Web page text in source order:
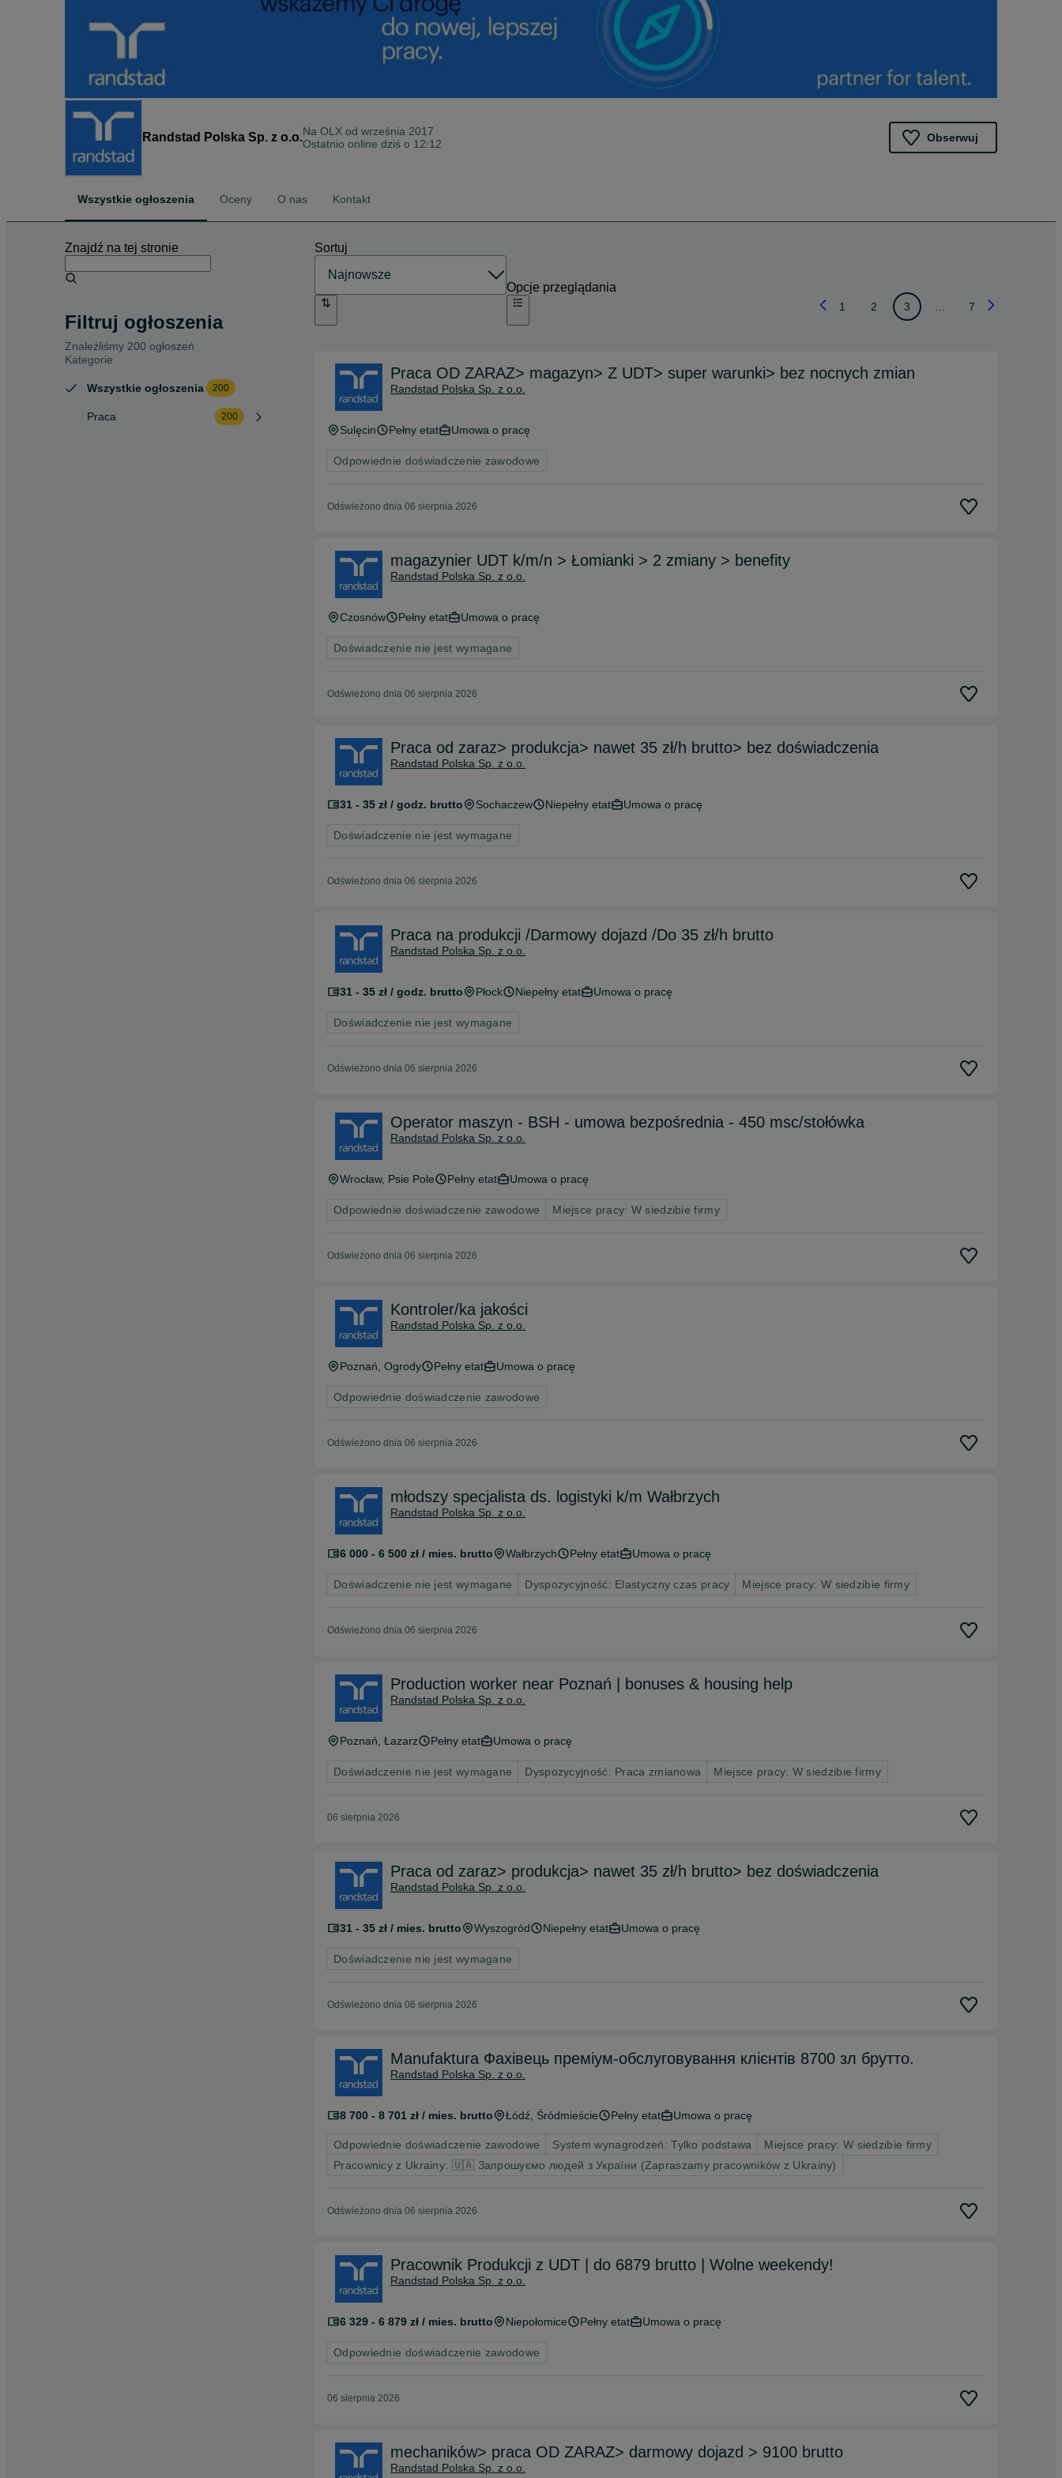
Randstad Polska Sp. z o.o.Na OLX od września 2017
Ostatnio online dziś o 12:12
Obserwuj
Wszystkie ogłoszenia Oceny O nas Kontakt
Znajdź na tej stronie
Filtruj ogłoszenia
Znaleźliśmy 200 ogłoszeń
Kategorie
Wszystkie ogłoszenia 200
Praca 200
Sortuj
Opcje przeglądania
1 2 3 7
Praca OD ZARAZ> magazyn> Z UDT> super warunki> bez nocnych zmian
Randstad Polska Sp. z o.o.
Sulęcin Pełny etat Umowa o pracę
Odpowiednie doświadczenie zawodowe
Odświeżono dnia 06 sierpnia 2026
magazynier UDT k/m/n > Łomianki > 2 zmiany > benefity
Randstad Polska Sp. z o.o.
Czosnów Pełny etat Umowa o pracę
Doświadczenie nie jest wymagane
Odświeżono dnia 06 sierpnia 2026
Praca od zaraz> produkcja> nawet 35 zł/h brutto> bez doświadczenia
Randstad Polska Sp. z o.o.
31 - 35 zł / godz. brutto Sochaczew Niepełny etat Umowa o pracę
Doświadczenie nie jest wymagane
Odświeżono dnia 06 sierpnia 2026
Praca na produkcji /Darmowy dojazd /Do 35 zł/h brutto
Randstad Polska Sp. z o.o.
31 - 35 zł / godz. brutto Płock Niepełny etat Umowa o pracę
Doświadczenie nie jest wymagane
Odświeżono dnia 06 sierpnia 2026
Operator maszyn - BSH - umowa bezpośrednia - 450 msc/stołówka
Randstad Polska Sp. z o.o.
Wrocław, Psie Pole Pełny etat Umowa o pracę
Odpowiednie doświadczenie zawodowe Miejsce pracy: W siedzibie firmy
Odświeżono dnia 06 sierpnia 2026
Kontroler/ka jakości
Randstad Polska Sp. z o.o.
Poznań , Ogrody Pełny etat Umowa o pracę
Odpowiednie doświadczenie zawodowe
Odświeżono dnia 06 sierpnia 2026
młodszy specjalista ds. logistyki k/m Wałbrzych
Randstad Polska Sp. z o.o.
6 000 - 6 500 zł / mies. brutto Wałbrzych Pełny etat Umowa o pracę
Doświadczenie nie jest wymagane Dyspozycyjność: Elastyczny czas pracy Miejsce pracy: W siedzibie firmy
Odświeżono dnia 06 sierpnia 2026
Production worker near Poznań | bonuses & housing help
Randstad Polska Sp. z o.o.
Poznań , Łazarz Pełny etat Umowa o pracę
Doświadczenie nie jest wymagane Dyspozycyjność: Praca zmianowa Miejsce pracy: W siedzibie firmy
06 sierpnia 2026
Praca od zaraz> produkcja> nawet 35 zł/h brutto> bez doświadczenia
Randstad Polska Sp. z o.o.
31 - 35 zł / mies. brutto Wyszogród Niepełny etat Umowa o pracę
Doświadczenie nie jest wymagane
Odświeżono dnia 06 sierpnia 2026
Manufaktura Фахівець преміум-обслуговування клієнтів 8700 зл брутто.
Randstad Polska Sp. z o.o.
8 700 - 8 701 zł / mies. brutto Łódź , Śródmieście Pełny etat Umowa o pracę
Odpowiednie doświadczenie zawodowe System wynagrodzeń: Tylko podstawa
Miejsce pracy: W siedzibie firmy
Pracownicy z Ukrainy: 🇺🇦 Запрошуємо людей з України (Zapraszamy pracowników z Ukrainy)
Odświeżono dnia 06 sierpnia 2026
Pracownik Produkcji z UDT | do 6879 brutto | Wolne weekendy!
Randstad Polska Sp. z o.o.
6 329 - 6 879 zł / mies. brutto Niepołomice Pełny etat Umowa o pracę
Odpowiednie doświadczenie zawodowe
06 sierpnia 2026
mechaników> praca OD ZARAZ> darmowy dojazd > 9100 brutto
Randstad Polska Sp. z o.o.